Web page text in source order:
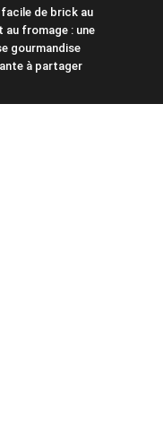
de brick au
au fromage : une
gourmandise
à partager